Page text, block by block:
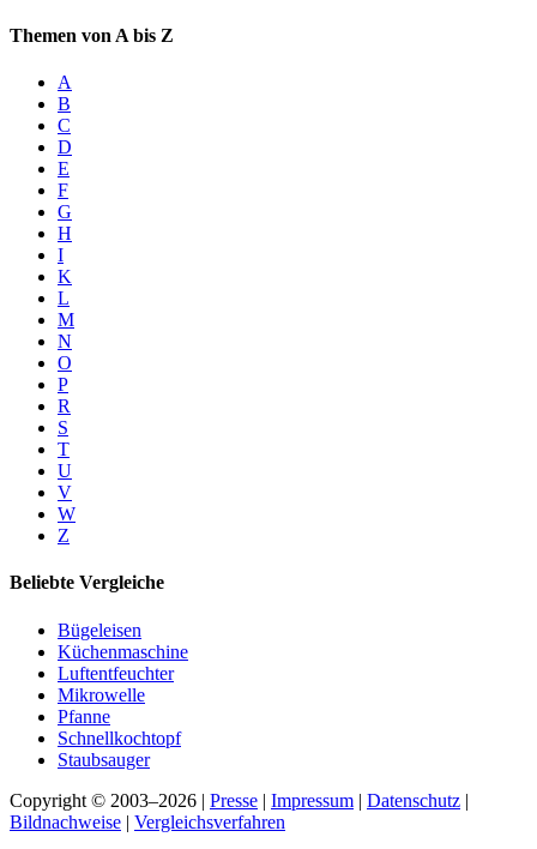
Themen von A bis Z
A
B
C
D
E
F
G
H
I
K
L
M
N
O
P
R
S
T
U
V
W
Z
Beliebte Vergleiche
Bügeleisen
Küchenmaschine
Luftentfeuchter
Mikrowelle
Pfanne
Schnellkochtopf
Staubsauger
Copyright © 2003–2026 | Presse | Impressum | Datenschutz |
Bildnachweise | Vergleichsverfahren